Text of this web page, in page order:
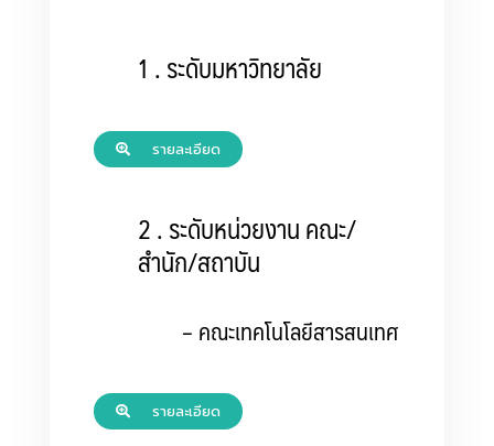
1 . ระดับมหาวิทยาลัย
รายละเอียด
2 . ระดับหน่วยงาน คณะ/
สำนัก/สถาบัน
– คณะเทคโนโลยีสารสนเทศ
รายละเอียด